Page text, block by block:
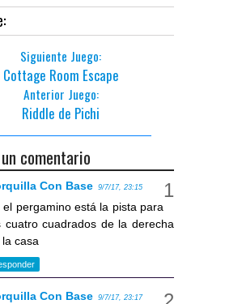
Siguiente Juego:
Cottage Room Escape
Anterior Juego:
Riddle de Pichi
comentario
Con Base 9/7/17, 23:15
el pergamino está la pista para
cuatro cuadrados de la derecha
la casa
Con Base 9/7/17, 23:17